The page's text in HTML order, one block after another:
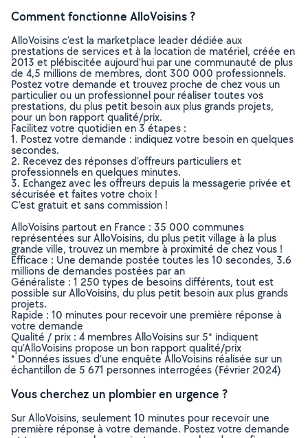
Comment fonctionne AlloVoisins ?
AlloVoisins c’est la marketplace leader dédiée aux
prestations de services et à la location de matériel, créée en
2013 et plébiscitée aujourd’hui par une communauté de plus
de 4,5 millions de membres, dont 300 000 professionnels.
Postez votre demande et trouvez proche de chez vous un
particulier ou un professionnel pour réaliser toutes vos
prestations, du plus petit besoin aux plus grands projets,
pour un bon rapport qualité/prix.
Facilitez votre quotidien en 3 étapes :
1. Postez votre demande : indiquez votre besoin en quelques
secondes.
2. Recevez des réponses d’offreurs particuliers et
professionnels en quelques minutes.
3. Echangez avec les offreurs depuis la messagerie privée et
sécurisée et faites votre choix !
C’est gratuit et sans commission !
AlloVoisins partout en France : 35 000 communes
représentées sur AlloVoisins, du plus petit village à la plus
grande ville, trouvez un membre à proximité de chez vous !
Efficace : Une demande postée toutes les 10 secondes, 3.6
millions de demandes postées par an
Généraliste : 1 250 types de besoins différents, tout est
possible sur AlloVoisins, du plus petit besoin aux plus grands
projets.
Rapide : 10 minutes pour recevoir une première réponse à
votre demande
Qualité / prix : 4 membres AlloVoisins sur 5* indiquent
qu’AlloVoisins propose un bon rapport qualité/prix
* Données issues d’une enquête AlloVoisins réalisée sur un
échantillon de 5 671 personnes interrogées (Février 2024)
Vous cherchez un plombier en urgence ?
Sur AlloVoisins, seulement 10 minutes pour recevoir une
première réponse à votre demande. Postez votre demande